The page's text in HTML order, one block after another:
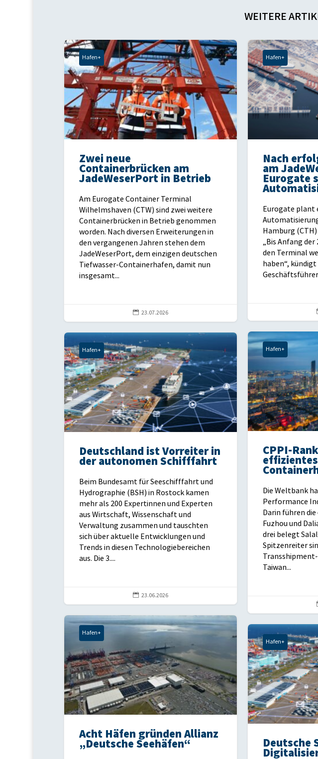
WEITERE
Hafen+
Zwei neue
Containerbrücken am
JadeWeserPort in Betrieb
Am Eurogate Container Terminal
Wilhelmshaven (CTW) sind zwei weitere
Containerbrücken in Betrieb genommen
worden. Nach diversen Erweiterungen in
den vergangenen Jahren stehen dem
JadeWeserPort, dem einzigen deutschen
Tiefwasser-Containerhafen, damit nun
insgesamt...
 23.07.2026
Hafen+
Nach
am
Eurogate
Eurogate plant
Hamburg
„Bis Anfang
den Terminal
haben“,
Hafen+
CPPI-
Die Weltbank
Performance
Darin führen
Fuzhou und
drei belegt
Spitzenreiter
Taiwan...
Hafen+
Deutschland ist Vorreiter in
der autonomen Schifffahrt
Beim Bundesamt für Seeschifffahrt und
Hydrographie (BSH) in Rostock kamen
mehr als 200 Expertinnen und Experten
aus Wirtschaft, Wissenschaft und
Verwaltung zusammen und tauschten
sich über aktuelle Entwicklungen und
Trends in diesen Technologiebereichen
aus. Die 3....
 23.06.2026
Hafen+
Acht Häfen gründen Allianz
„Deutsche Seehäfen“
Hafen+
Deutsche